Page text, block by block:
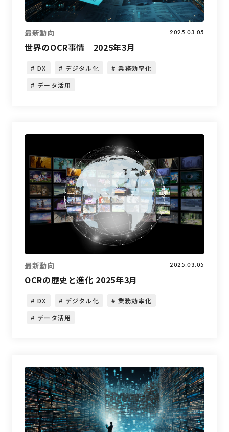
最新動向 2025.03.05
世界のOCR事情 2025年3月
DX デジタル化
業務効率化
データ活用
最新動向 2025.03.05
OCRの歴史と進化 2025年3月
DX デジタル化
業務効率化
データ活用